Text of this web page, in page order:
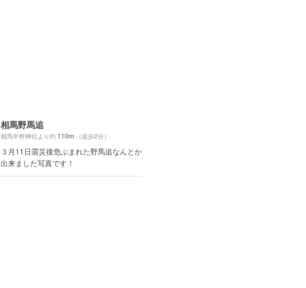
相馬野馬追
相馬中村神社より約110m （徒歩2分）
３月11日震災後危ぶまれた野馬追なんとか
出来ました写真です！